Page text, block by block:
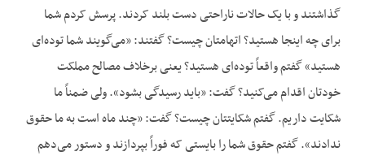
گذاشتند و با یک حالات ناراحتی دست بلند کردند. پرسش کردم شما
برای چه اینجا هستید؟ اتهامتان چیست؟ گفتند: «می‌گویند شما توده‌ای
هستید» گفتم واقعاً توده‌ای هستید؟ یعنی برخلاف مصالح مملکت
خودتان اقدام می‌کنید؟ گفت: «باید رسیدگی بشود». ولی ضمناً ما
شکایت داریم. گفتم شکایتتان چیست؟ گفت: «چند ماه است به ما حقوق
ندادند». گفتم حقوق شما را بایستی که فوراً بپردازند و دستور می‌دهم